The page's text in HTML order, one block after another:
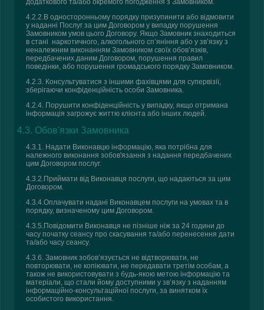
додаткового та/або окремого погодження з Замовником.
4.2.2.В односторонньому порядку призупинити або відмовити
у наданні Послуг за цим Договором у випадку порушення
Замовником умов цього Договору. Якщо Замовник знаходиться
в стані наркотичного, алкогольного сп’яніння або у зв’язку з
неналежним виконанням Замовником своїх обов’язків,
передбачених даним Договором, порушення правил
поведінки, або порушення громадського порядку Замовником.
4.2.3. Консультуватися з іншими фахівцями для супервізії,
зберігаючи конфіденційність особи Замовника.
4.2.4. Порушити конфіденційність у випадку, якщо отримана
інформація загрожує життю клієнта або інших людей.
4.3. Обов'язки Замовника
4.3.1. Надати Виконавцю інформацію, яка потрібна для
належного виконання зобов'язання з надання передбачених
цим Договором послуг.
4.3.2.Приймати від Виконавця послуги, що надаються за цим
Договором.
4.3.4.Оплачувати надані Виконавцем послуги на умовах та в
порядку, визначеному цим Договором.
4.3.5.Повідомити Виконавця не пізніше ніж за 24 години до
часу початку сеансу про скасування та/або перенесення дати
та/або часу сеансу.
4.3.6. Замовник зобов’язується не відтворювати, не
повторювати, не копіювати, не передавати третім особам, а
також не використовувати з будь-якою метою інформацію та
матеріали, що стали йому доступними у зв’язку з наданням
інформаційно-консультаційної послуги, за винятком їх
особистого використання.